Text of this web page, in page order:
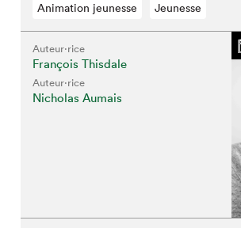
Animation jeunesse Jeunesse
Auteur·rice
François Thisdale
Auteur·rice
Nicholas Aumais